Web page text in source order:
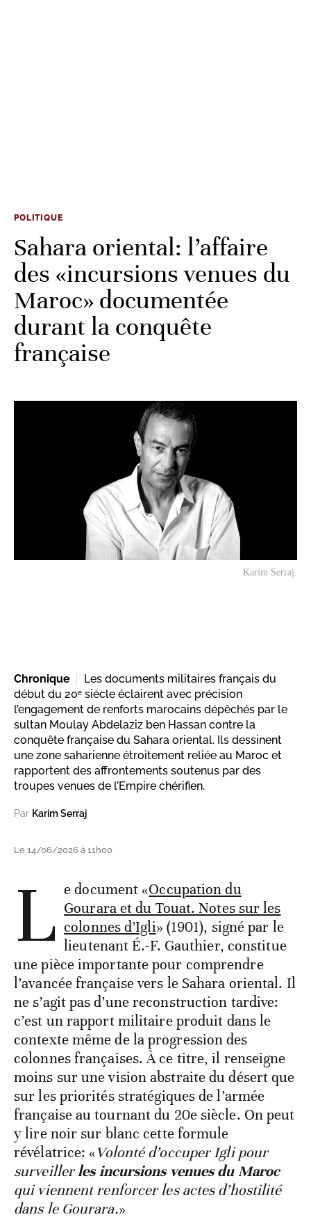
POLITIQUE
Sahara oriental: l’affaire
des «incursions venues du
Maroc» documentée
durant la conquête
française
Karim Serraj.
Chronique
Les documents militaires français du
début du 20ᵉ siècle éclairent avec précision
l’engagement de renforts marocains dépêchés par le
sultan Moulay Abdelaziz ben Hassan contre la
conquête française du Sahara oriental. Ils dessinent
une zone saharienne étroitement reliée au Maroc et
rapportent des affrontements soutenus par des
troupes venues de l’Empire chérifien.
Par Karim Serraj
Le 14/06/2026 à 11h00
L e document «Occupation du
Gourara et du Touat. Notes sur les
colonnes d’Igli» (1901), signé par le
lieutenant É.-F. Gauthier, constitue
une pièce importante pour comprendre
l’avancée française vers le Sahara oriental. Il
ne s’agit pas d’une reconstruction tardive:
c’est un rapport militaire produit dans le
contexte même de la progression des
colonnes françaises. À ce titre, il renseigne
moins sur une vision abstraite du désert que
sur les priorités stratégiques de l’armée
française au tournant du 20esiècle. On peut
y lire noir sur blanc cette formule
révélatrice: «Volonté d’occuper Igli pour
surveillerles incursions venues du Maroc
qui viennent renforcer les actes d’hostilité
dans le Gourara.»